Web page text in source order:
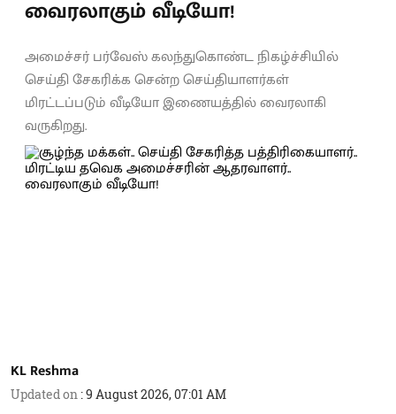
வைரலாகும் வீடியோ!
அமைச்சர் பர்வேஸ் கலந்துகொண்ட நிகழ்ச்சியில்
செய்தி சேகரிக்க சென்ற செய்தியாளர்கள்
மிரட்டப்படும் வீடியோ இணையத்தில் வைரலாகி
வருகிறது.
KL Reshma
Updated on :9 August 2026, 07:01 AM